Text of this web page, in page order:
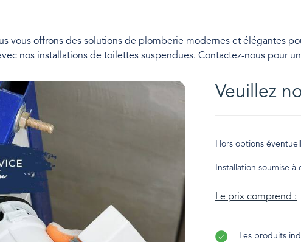
vous offrons des solutions de plomberie modernes et élégantes
nos installations de toilettes suspendues. Contactez-nous pour
Veuillez
Hors options
Installation soumise
Le prix comprend :
Les produits